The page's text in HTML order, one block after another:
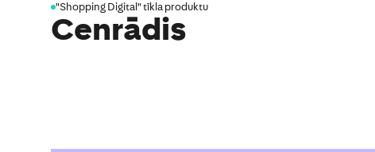
"Shopping Digital" tīkla produktu
Cenrādis